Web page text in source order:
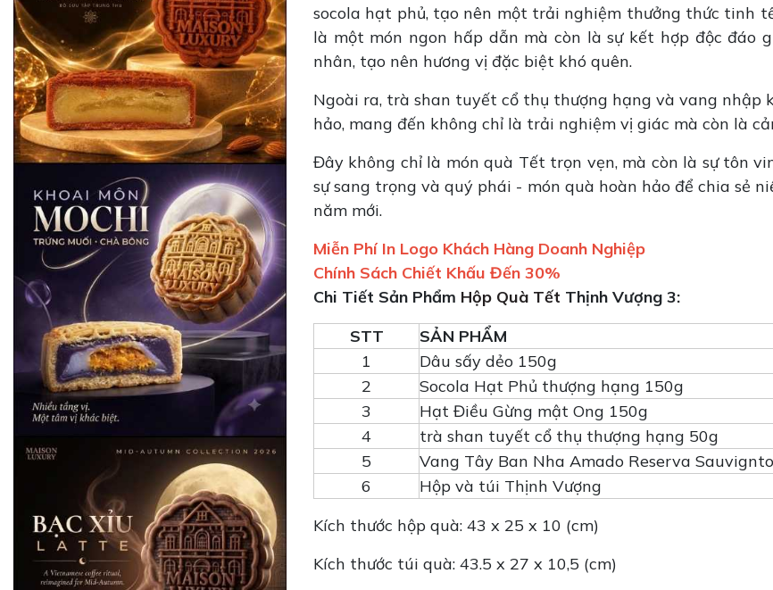
socola hạt phủ, tạo nên một trải nghiệm thưởng thức tinh
là một món ngon hấp dẫn mà còn là sự kết hợp độc đáo
nhân, tạo nên hương vị đặc biệt khó quên.
Ngoài ra, trà shan tuyết cổ thụ thượng hạng và vang nhập
hảo, mang đến không chỉ là trải nghiệm vị giác mà còn là
Đây không chỉ là món quà Tết trọn vẹn, mà còn là sự tôn
sự sang trọng và quý phái - món quà hoàn hảo để chia sẻ
năm mới.
Miễn Phí In Logo Khách Hàng Doanh Nghiệp
Chính Sách Chiết Khấu Đến 30%
Chi Tiết Sản Phẩm Hộp Quà Tết Thịnh Vượng 3:
STT
SẢN PHẨM
1
Dâu sấy dẻo 150g
2
Socola Hạt Phủ thượng hạng 150g
3
Hạt Điều Gừng mật Ong 150g
4
trà shan tuyết cổ thụ thượng hạng 50g
5
Vang Tây Ban Nha Amado Reserva
6
Hộp và túi Thịnh Vượng
Kích thước hộp quà: 43 x 25 x 10 (cm)
Kích thước túi quà: 43.5 x 27 x 10,5 (cm)